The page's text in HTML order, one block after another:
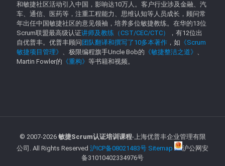
和敏捷社区活动引入中国，影响达10万人。客户行业涉及金融、汽
车、通信、医药等，注重工程能力、思维认知等人员成长，顾问常
年出任中国敏捷社区的意见领袖，培养多位敏捷教练。在华的13位
Scrum联盟最高级认证讲师及教练（CST/CEC/CTC）
，有12位出
自优普丰。优普丰顾问 团队翻译和撰写了10多本著作 ，如 《Scrum
敏捷项目管理》 、极限编程旗手Uncle Bob的 《敏捷整洁之道》 、
Martin Fowler的 《重构》 等书籍和视频。
© 2007-2026 敏捷Scrum认证培训课程-上海优普丰企业管理有限
公司. All Rights Reserved 沪ICP备08021483号 Sitemap
沪公网安
备31010402334976号